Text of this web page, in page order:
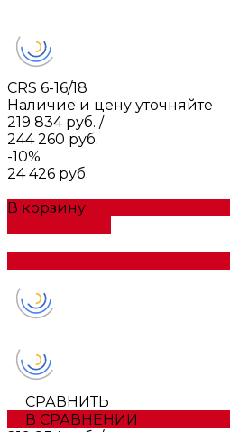
CRS 6-16/18
Наличие и цену уточняйте
219 834 руб. /
244 260 руб.
-10%
24 426 руб.
В корзину
СРАВНИТЬ
В СРАВНЕНИИ